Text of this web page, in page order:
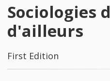
Sociologies
d'ailleurs
First Edition